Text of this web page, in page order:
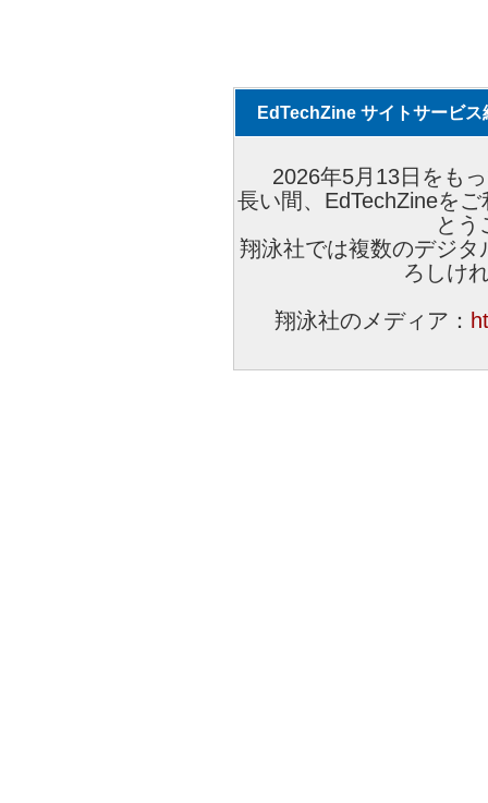
EdTechZine サイトサービス
2026年5月13日をも
長い間、EdTechZineを
とう
翔泳社では複数のデジ
ろしけ
翔泳社のメディア：